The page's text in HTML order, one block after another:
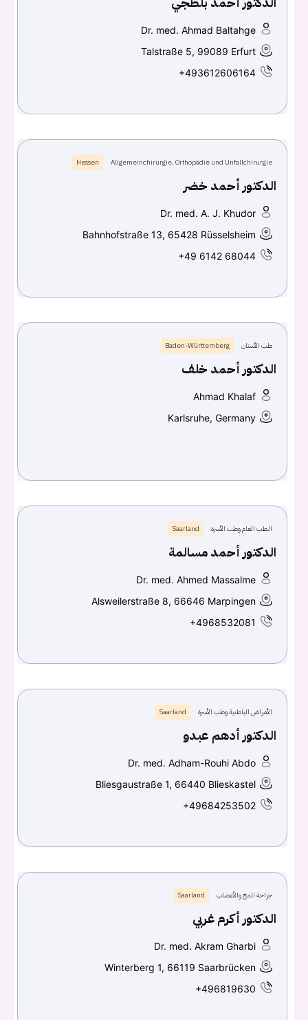
كلمه السر هل نسيت كلمة السر؟
Continue with Facebook
Dr. med. Ahmad Baltahge
Talstraße 5, 99089 Erfurt
+493612606164
Allgemeinchirurgie, Orthopädie und Unfallchirurgie
Hessen
الدكتور أحمد خضر
Dr. med. A. J. Khudor
Bahnhofstraße 13, 65428 Rüsselsheim
+49 6142 68044
طب الأسنان Baden-Württemberg
الدكتور أحمد خلف
Ahmad Khalaf
Karlsruhe, Germany
الطب العام وطب الأسرة Saarland
الدكتور أحمد مسالمة
Dr. med. Ahmed Massalme
Alsweilerstraße 8, 66646 Marpingen
+4968532081
الأمراض الباطنية وطب الأسرة Saarland
الدكتور أدهم عبدو
Dr. med. Adham-Rouhi Abdo
Bliesgaustraße 1, 66440 Blieskastel
+49684253502
جراحة المخ والأعصاب Saarland
الدكتور أكرم غربي
Dr. med. Akram Gharbi
Winterberg 1, 66119 Saarbrücken
+496819630